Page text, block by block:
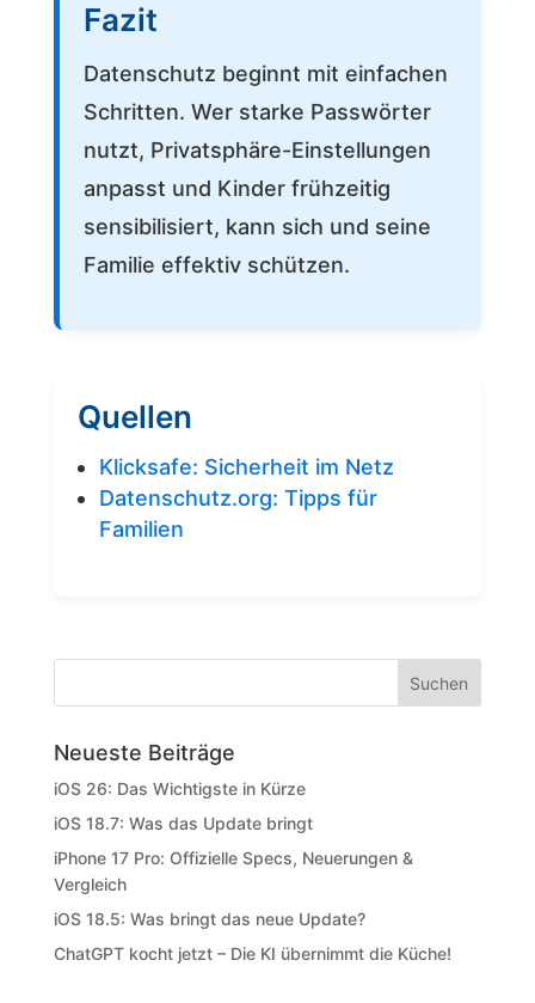
Fazit
Datenschutz beginnt mit einfachen
Schritten. Wer starke Passwörter
nutzt, Privatsphäre-Einstellungen
anpasst und Kinder frühzeitig
sensibilisiert, kann sich und seine
Familie effektiv schützen.
Quellen
Klicksafe: Sicherheit im Netz
Datenschutz.org: Tipps für
Familien
Neueste Beiträge
iOS 26: Das Wichtigste in Kürze
iOS 18.7: Was das Update bringt
iPhone 17 Pro: Offizielle Specs, Neuerungen &
Vergleich
iOS 18.5: Was bringt das neue Update?
ChatGPT kocht jetzt – Die KI übernimmt die Küche!